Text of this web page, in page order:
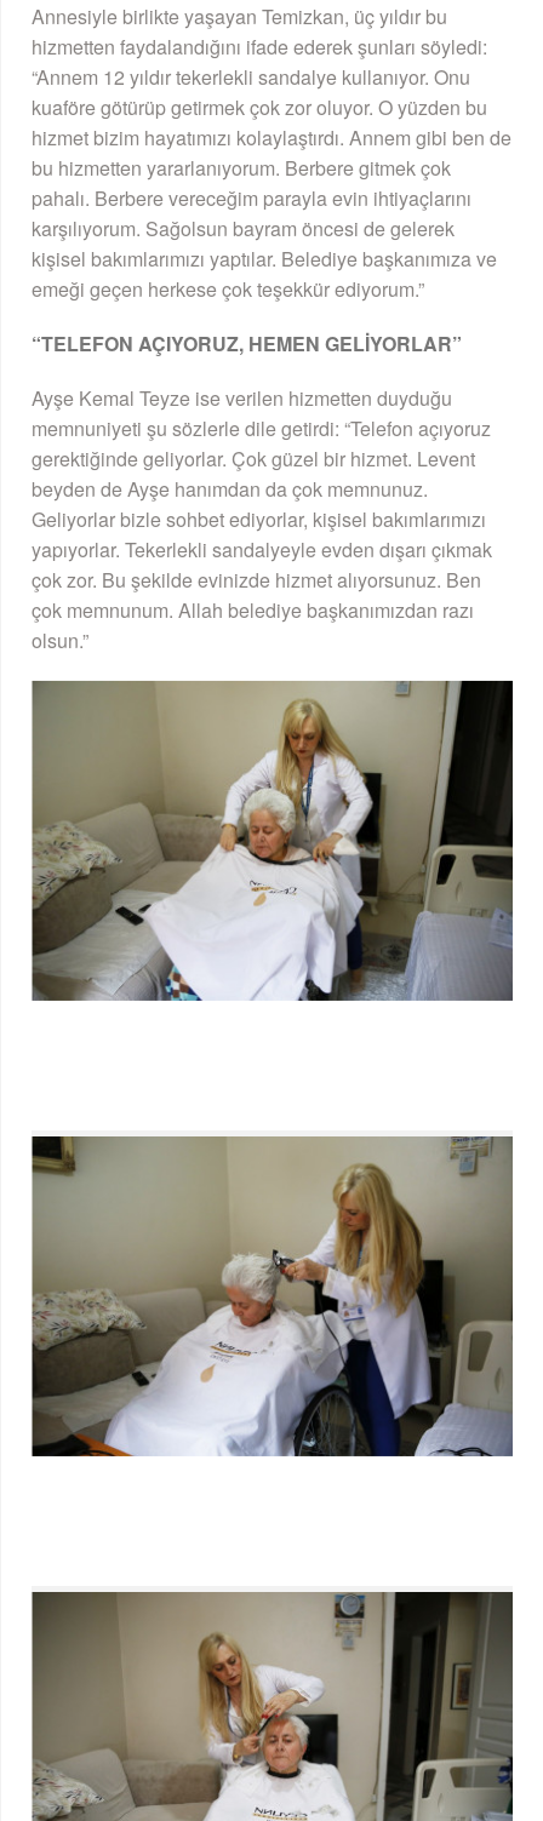
Annesiyle birlikte yaşayan Temizkan, üç yıldır bu
hizmetten faydalandığını ifade ederek şunları söyledi:
“Annem 12 yıldır tekerlekli sandalye kullanıyor. Onu
kuaföre götürüp getirmek çok zor oluyor. O yüzden bu
hizmet bizim hayatımızı kolaylaştırdı. Annem gibi ben de
bu hizmetten yararlanıyorum. Berbere gitmek çok
pahalı. Berbere vereceğim parayla evin ihtiyaçlarını
karşılıyorum. Sağolsun bayram öncesi de gelerek
kişisel bakımlarımızı yaptılar. Belediye başkanımıza ve
emeği geçen herkese çok teşekkür ediyorum.”
“TELEFON AÇIYORUZ, HEMEN GELİYORLAR”
Ayşe Kemal Teyze ise verilen hizmetten duyduğu
memnuniyeti şu sözlerle dile getirdi: “Telefon açıyoruz
gerektiğinde geliyorlar. Çok güzel bir hizmet. Levent
beyden de Ayşe hanımdan da çok memnunuz.
Geliyorlar bizle sohbet ediyorlar, kişisel bakımlarımızı
yapıyorlar. Tekerlekli sandalyeyle evden dışarı çıkmak
çok zor. Bu şekilde evinizde hizmet alıyorsunuz. Ben
çok memnunum. Allah belediye başkanımızdan razı
olsun.”